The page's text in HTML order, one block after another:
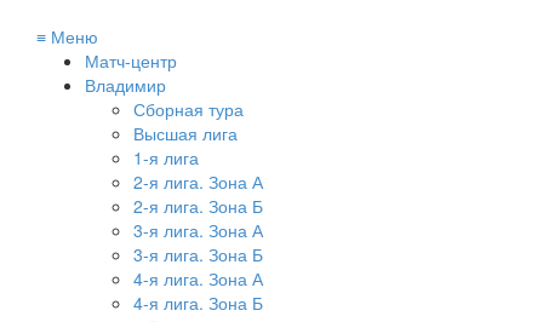
≡ Меню
Матч-центр
Владимир
Сборная тура
Высшая лига
1-я лига
2-я лига. Зона А
2-я лига. Зона Б
3-я лига. Зона А
3-я лига. Зона Б
4-я лига. Зона А
4-я лига. Зона Б